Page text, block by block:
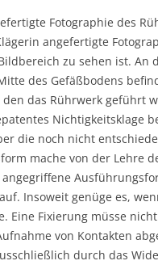
Fotographie des
angefertigte
zu sehen ist. An
des Gefäßbodens
das Rührwerk geführt
Nichtigkeitsklage
die noch nicht
mache von der Lehre
Insoweit genüge es,
Eine Fixierung müsse
von Kontakten
durch das